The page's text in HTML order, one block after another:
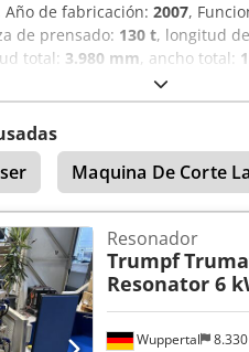
Año de fabricación: 2007,
de prensado: 130 t, longitud
total: 3.980 mm, ancho total:
, Hola, Ponemos a
130t/3 metros Plegadora
Sujeción hidráulica de
- seccionada para 30°,
radio 1mm, para 30° - 3m
No dude en
Maquina De Corte
Wuppertal
Resonador
Trumpf
Resonator 6